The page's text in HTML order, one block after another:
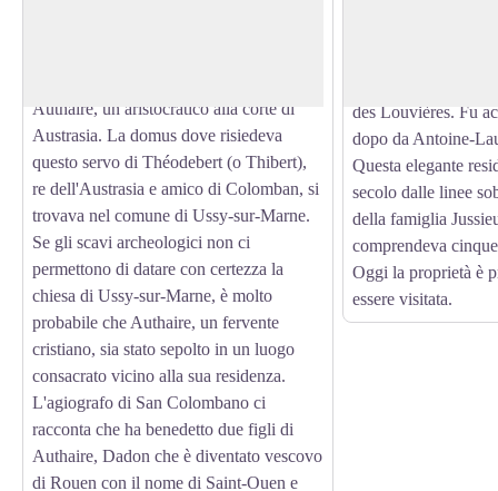
Authaire, un aristocratico alla corte di
Austrasia. La domus dove risiedeva
questo servo di Théodebert (o Thibert),
re dell'Austrasia e amico di Colomban, si
trovava nel comune di Ussy-sur-Marne.
Se gli scavi archeologici non ci
permettono di datare con certezza la
chiesa di Ussy-sur-Marne, è molto
probabile che Authaire, un fervente
cristiano, sia stato sepolto in un luogo
consacrato vicino alla sua residenza.
L'agiografo di San Colombano ci
racconta che ha benedetto due figli di
Authaire, Dadon che è diventato vescovo
di Rouen con il nome di Saint-Ouen e
des Louvières. Fu
dopo da Antoine-
Questa elegante
secolo dalle linee
della famiglia
comprendeva
Oggi la proprietà è
essere visitata.